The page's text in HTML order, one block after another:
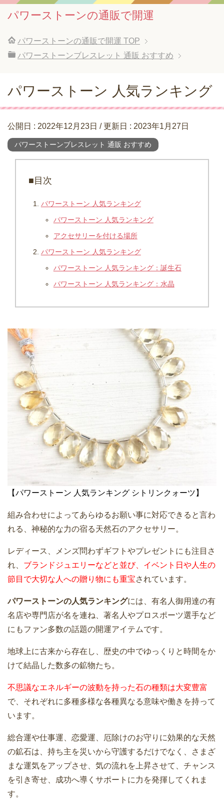
パワーストーンの通販で開運
パワーストーンの通販で開運 TOP
パワーストーンブレスレット 通販 おすすめ
パワーストーン 人気ランキング
公開日 : 2022年12月23日 / 更新日 : 2023年1月27日
パワーストーンブレスレット 通販 おすすめ
■目次
パワーストーン 人気ランキング
パワーストーン 人気ランキング
アクセサリーを付ける場所
パワーストーン 人気ランキング
パワーストーン 人気ランキング：誕生石
パワーストーン 人気ランキング：水晶
【パワーストーン 人気ランキング シトリンクォーツ】
組み合わせによってあらゆるお願い事に対応できると言わ
れる、神秘的な力の宿る天然石のアクセサリー。
レディース、メンズ問わずギフトやプレゼントにも注目さ
れ、 ブランドジュエリーなどと並び、イベント日や人生の
節目で大切な人への贈り物にも重宝されています。
パワーストーンの人気ランキングには、有名人御用達の有
名店や専門店が名を連ね、著名人やプロスポーツ選手など
にもファン多数の話題の開運アイテムです。
地球上に古来から存在し、歴史の中でゆっくりと時間をか
けて結晶した数多の鉱物たち。
不思議なエネルギーの波動を持った石の種類は大変豊富
で、それぞれに多種多様な各種異なる意味や働きを持って
います。
総合運や仕事運、恋愛運、厄除けのお守りに効果的な天然
の鉱石は、持ち主を災いから守護するだけでなく、さまざ
まな運気をアップさせ、気の流れを上昇させて、チャンス
を引き寄せ、成功へ導くサポートに力を発揮してくれま
す。